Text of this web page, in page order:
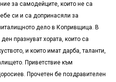
за самодейците, които не са
си и са допринасяли за
дело в Копривщица. В
празнуват хората, които са
и които имат дарба, таланти,
Приветствие към
Прочетен бе поздравителен